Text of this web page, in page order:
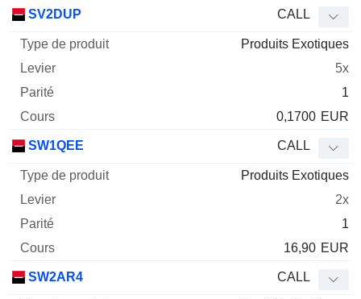
SV2DUP CALL
Produits Exotiques
5x
1
0,1700 EUR
SW1QEE CALL
Produits Exotiques
2x
1
16,90 EUR
SW2AR4 CALL